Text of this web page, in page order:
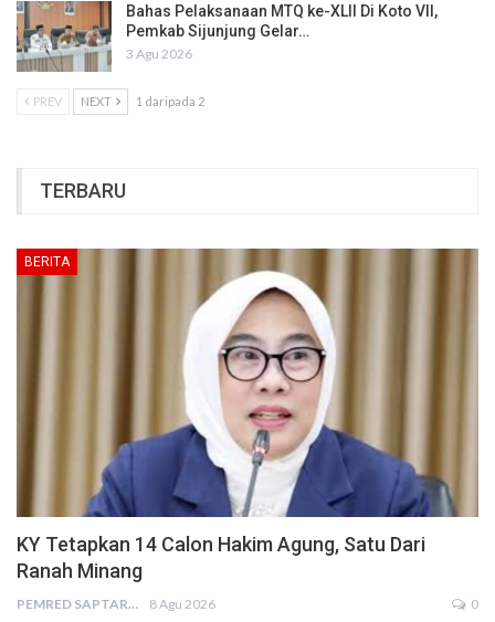
Bahas Pelaksanaan MTQ ke-XLII Di Koto VII,
Pemkab Sijunjung Gelar…
3 Agu 2026
PREV NEXT 1 daripada 2
TERBARU
BERITA
KY Tetapkan 14 Calon Hakim Agung, Satu Dari
Ranah Minang
PEMRED SAPTARIUS 8 Agu 2026 0